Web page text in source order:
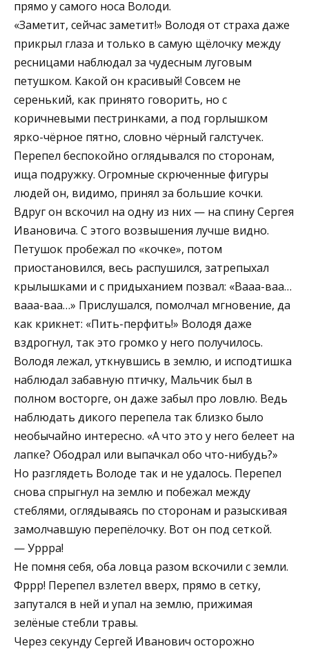
прямо у самого носа Володи.
«Заметит, сейчас заметит!» Володя от страха даже
прикрыл глаза и только в самую щёлочку между
ресницами наблюдал за чудесным луговым
петушком. Какой он красивый! Совсем не
серенький, как принято говорить, но с
коричневыми пестринками, а под горлышком
ярко-чёрное пятно, словно чёрный галстучек.
Перепел беспокойно оглядывался по сторонам,
ища подружку. Огромные скрюченные фигуры
людей он, видимо, принял за большие кочки.
Вдруг он вскочил на одну из них — на спину Сергея
Ивановича. С этого возвышения лучше видно.
Петушок пробежал по «кочке», потом
приостановился, весь распушился, затрепыхал
крылышками и с придыханием позвал: «Вааа-ваа…
вааа-ваа…» Прислушался, помолчал мгновение, да
как крикнет: «Пить-перфить!» Володя даже
вздрогнул, так это громко у него получилось.
Володя лежал, уткнувшись в землю, и исподтишка
наблюдал забавную птичку, Мальчик был в
полном восторге, он даже забыл про ловлю. Ведь
наблюдать дикого перепела так близко было
необычайно интересно. «А что это у него белеет на
лапке? Ободрал или выпачкал обо что-нибудь?»
Но разглядеть Володе так и не удалось. Перепел
снова спрыгнул на землю и побежал между
стеблями, оглядываясь по сторонам и разыскивая
замолчавшую перепёлочку. Вот он под сеткой.
— Уррра!
Не помня себя, оба ловца разом вскочили с земли.
Фррр! Перепел взлетел вверх, прямо в сетку,
запутался в ней и упал на землю, прижимая
зелёные стебли травы.
Через секунду Сергей Иванович осторожно